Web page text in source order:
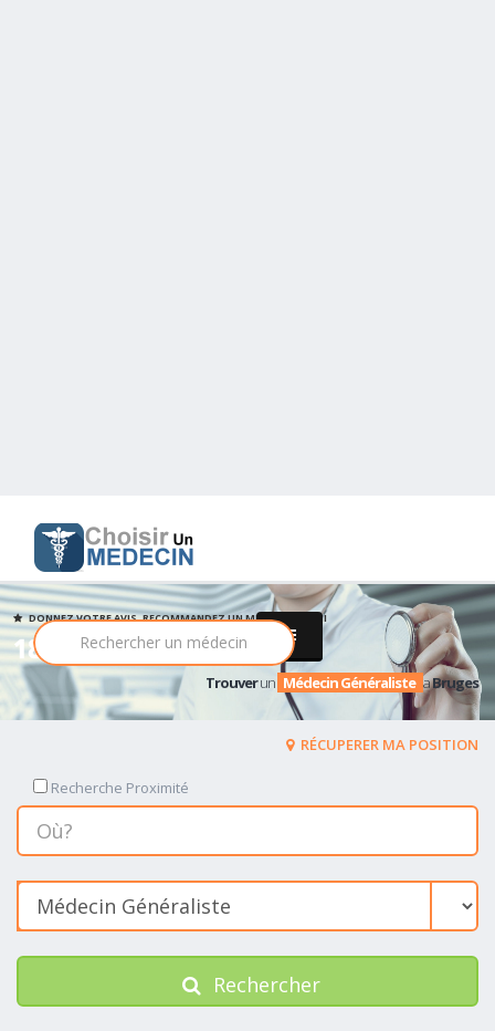
18 Médecin Généraliste
DONNEZ VOTRE AVIS, RECOMMANDEZ UN MEDECIN PARMI
Trouverun Médecin Généraliste aBruges
RÉCUPERER MA POSITION
Recherche Proximité
Rechercher